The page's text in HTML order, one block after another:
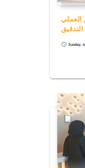
العملي
التدقيق
schedule Sunday,